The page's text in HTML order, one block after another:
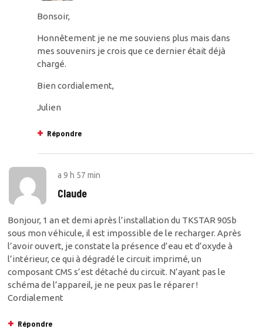
Bonsoir,
Honnêtement je ne me souviens plus mais dans
mes souvenirs je crois que ce dernier était déjà
chargé.
Bien cordialement,
Julien
Répondre
a 9 h 57 min
Claude
Bonjour, 1 an et demi après l’installation du TKSTAR 905b
sous mon véhicule, il est impossible de le recharger. Après
l’avoir ouvert, je constate la présence d’eau et d’oxyde à
l’intérieur, ce qui à dégradé le circuit imprimé, un
composant CMS s’est détaché du circuit. N’ayant pas le
schéma de l’appareil, je ne peux pas le réparer !
Cordialement
Répondre